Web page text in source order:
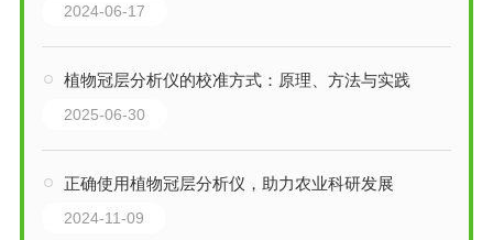
2024-06-17
植物冠层分析仪的校准方式：原理、方法与实践
2025-06-30
正确使用植物冠层分析仪，助力农业科研发展
2024-11-09